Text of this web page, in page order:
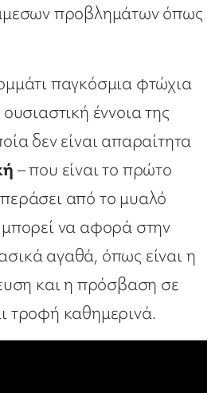
προβλημάτων όπως
παγκόσμια φτώχια
έννοια της
δεν είναι απαραίτητα
– που είναι το πρώτο
από το μυαλό
να αφορά στην
αγαθά, όπως είναι η
και η πρόσβαση σε
τροφή καθημερινά.